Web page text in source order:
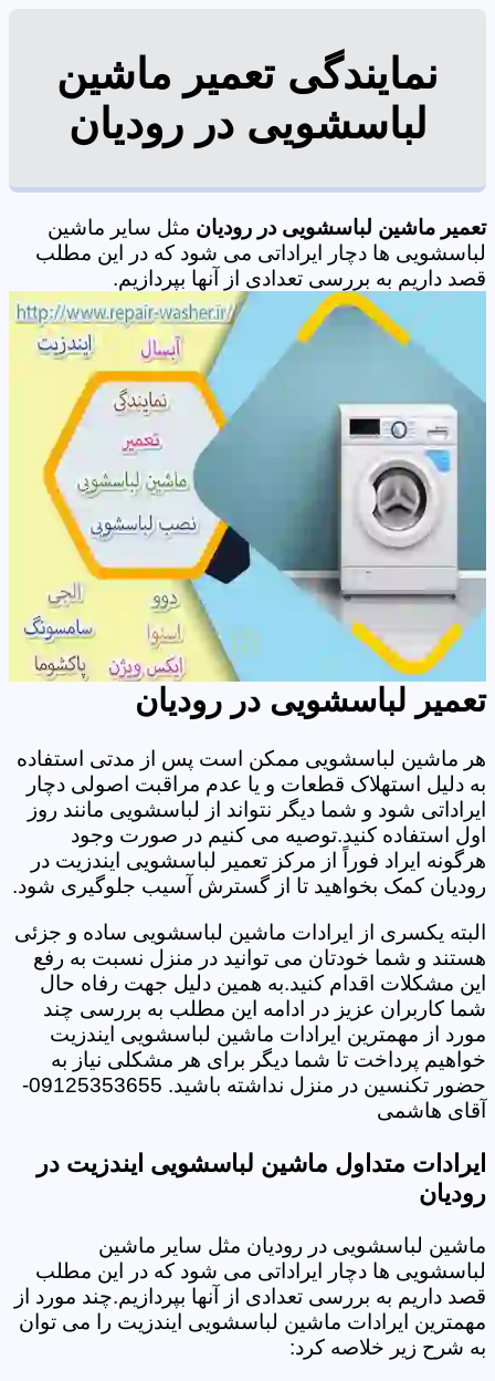
نمایندگی تعمیر ماشین
لباسشویی در رودیان
تعمیر ماشین لباسشویی در رودیان مثل سایر ماشین
لباسشویی ها دچار ایراداتی می شود که در این مطلب
قصد داریم به بررسی تعدادی از آنها بپردازیم.
تعمیر لباسشویی در رودیان
هر ماشین لباسشویی ممکن است پس از مدتی استفاده
به دلیل استهلاک قطعات و یا عدم مراقبت اصولی دچار
ایراداتی شود و شما دیگر نتواند از لباسشویی مانند روز
اول استفاده کنید.توصیه می کنیم در صورت وجود
هرگونه ایراد فوراً از مرکز تعمیر لباسشویی ایندزیت در
رودیان کمک بخواهید تا از گسترش آسیب جلوگیری شود.
البته یکسری از ایرادات ماشین لباسشویی ساده و جزئی
هستند و شما خودتان می توانید در منزل نسبت به رفع
این مشکلات اقدام کنید.به همین دلیل جهت رفاه حال
شما کاربران عزیز در ادامه این مطلب به بررسی چند
مورد از مهمترین ایرادات ماشین لباسشویی ایندزیت
خواهیم پرداخت تا شما دیگر برای هر مشکلی نیاز به
حضور تکنسین در منزل نداشته باشید. 09125353655-
آقای هاشمی
ایرادات متداول ماشین لباسشویی ایندزیت در
رودیان
ماشین لباسشویی در رودیان مثل سایر ماشین
لباسشویی ها دچار ایراداتی می شود که در این مطلب
قصد داریم به بررسی تعدادی از آنها بپردازیم.چند مورد از
مهمترین ایرادات ماشین لباسشویی ایندزیت را می توان
به شرح زیر خلاصه کرد: